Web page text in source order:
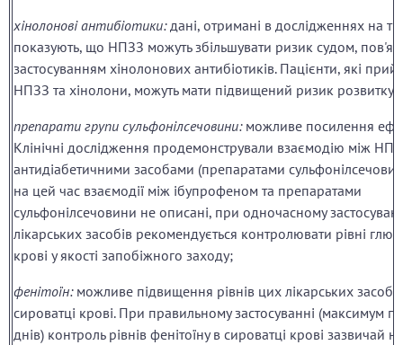
хінолонові антибіотики:дані, отримані в дослідженнях на
показують, що НПЗЗ можуть збільшувати ризик судом,
застосуванням хінолонових антибіотиків. Пацієнти, які
НПЗЗ та хінолони, можуть мати підвищений ризик розвитку
препарати групи сульфонілсечовини:можливе посилення
Клінічні дослідження продемонстрували взаємодію між
антидіабетичними засобами (препаратами
на цей час взаємодії між ібупрофеном та препаратами
сульфонілсечовини не описані, при одночасному
лікарських засобів рекомендується контролювати рівні
крові у якості запобіжного заходу;
фенітоїн: можливе підвищення рівнів цих лікарських
сироватці крові. При правильному застосуванні (максимум
днів) контроль рівнів фенітоїну в сироватці крові зазвичай не